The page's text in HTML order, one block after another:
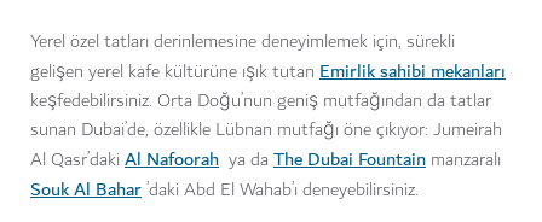
Yerel özel tatları derinlemesine deneyimlemek için, sürekli
gelişen yerel kafe kültürüne ışık tutan Emirlik sahibi mekanları
keşfedebilirsiniz. Orta Doğu’nun geniş mutfağından da tatlar
sunan Dubai’de, özellikle Lübnan mutfağı öne çıkıyor: Jumeirah
Al Qasr’daki Al Nafoorah ya da The Dubai Fountain manzaralı
Souk Al Bahar’daki Abd El Wahab’ı deneyebilirsiniz.